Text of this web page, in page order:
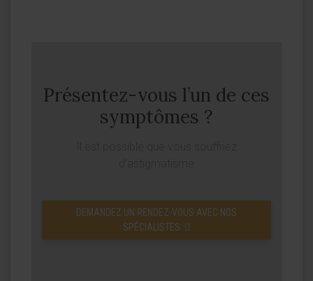
Présentez-vous l’un de ces
symptômes ?
DEMANDEZ UN RENDEZ-VOUS AVEC NOS
SPÉCIALISTES